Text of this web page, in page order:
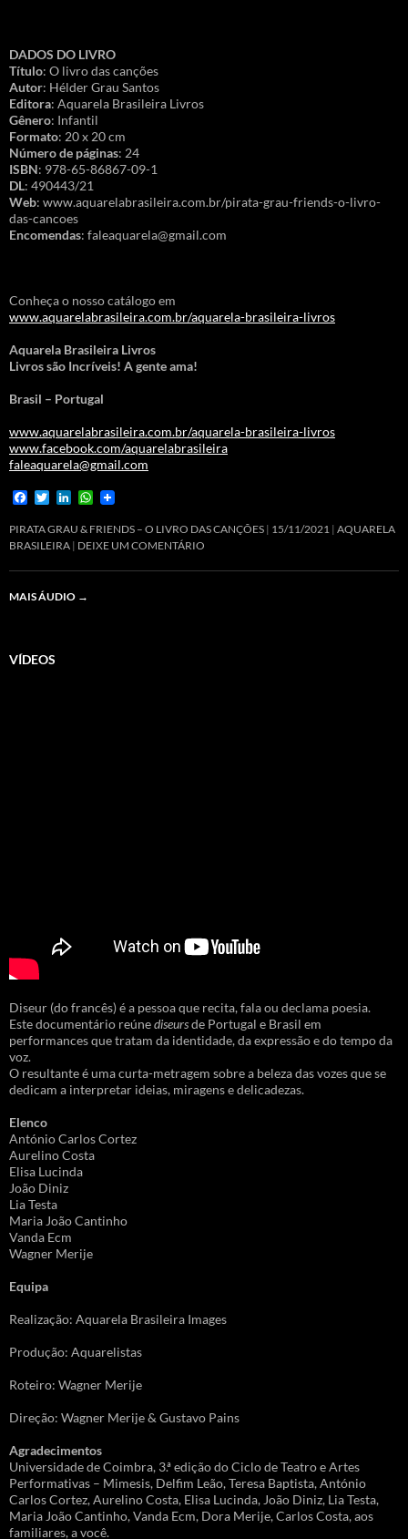
DADOS DO LIVRO
Título: O livro das canções
Autor: Hélder Grau Santos
Editora: Aquarela Brasileira Livros
Gênero: Infantil
Formato: 20 x 20 cm
Número de páginas: 24
ISBN: 978-65-86867-09-1
DL: 490443/21
Web: www.aquarelabrasileira.com.br/pirata-grau-friends-o-livro-
das-cancoes
Encomendas: faleaquarela@gmail.com
Conheça o nosso catálogo em
www.aquarelabrasileira.com.br/aquarela-brasileira-livros
Aquarela Brasileira Livros
Livros são Incríveis! A gente ama!
Brasil – Portugal
www.aquarelabrasileira.com.br/aquarela-brasileira-livros
www.facebook.com/aquarelabrasileira
faleaquarela@gmail.com
F
c
e
o
k
i
t
e
n
k
e
d
n
W
a
t
A
PIRATA GRAU & FRIENDS – O LIVRO DAS CANÇÕES 15/11/2021 AQUARELA
BRASILEIRA DEIXE UM COMENTÁRIO
MAIS ÁUDIO →
VÍDEOS
Diseur (do francês) é a pessoa que recita, fala ou declama poesia.
Este documentário reúnediseursde Portugal e Brasil em
performances que tratam da identidade, da expressão e do tempo da
voz.
O resultante é uma curta-metragem sobre a beleza das vozes que se
dedicam a interpretar ideias, miragens e delicadezas.
Elenco
António Carlos Cortez
Aurelino Costa
Elisa Lucinda
João Diniz
Lia Testa
Maria João Cantinho
Vanda Ecm
Wagner Merije
Equipa
Realização: Aquarela Brasileira Images
Produção: Aquarelistas
Roteiro: Wagner Merije
Direção: Wagner Merije & Gustavo Pains
Agradecimentos
Universidade de Coimbra, 3.ª edição do Ciclo de Teatro e Artes
Performativas – Mimesis, Delfim Leão, Teresa Baptista, António
Carlos Cortez, Aurelino Costa, Elisa Lucinda, João Diniz, Lia Testa,
Maria João Cantinho, Vanda Ecm, Dora Merije, Carlos Costa, aos
familiares, a você.